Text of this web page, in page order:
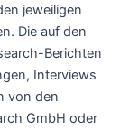
jeweiligen
Die auf den
Berichten
Interviews
von den
GmbH oder